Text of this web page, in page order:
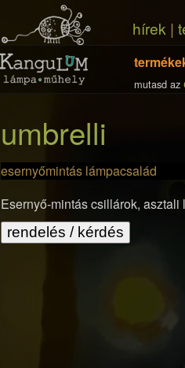
hírek |
mutasd az
umbrelli
esernyőmintás lámpacsalád
Esernyő-mintás csillárok, asztali